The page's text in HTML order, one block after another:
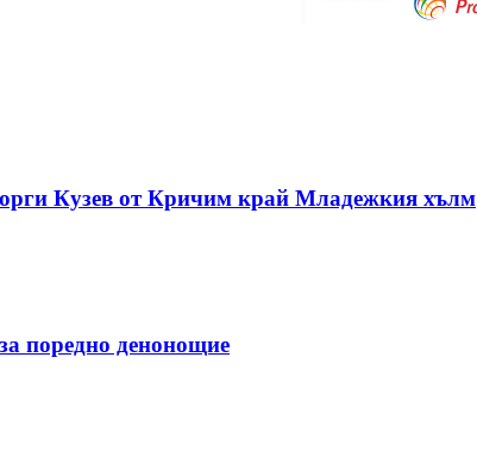
Кузев от Кричим край Младежкия хълм
поредно денонощие